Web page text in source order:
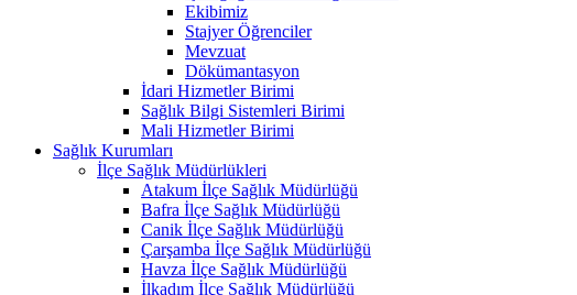
Ekibimiz
Stajyer Öğrenciler
Mevzuat
Dökümantasyon
İdari Hizmetler Birimi
Sağlık Bilgi Sistemleri Birimi
Mali Hizmetler Birimi
Sağlık Kurumları
İlçe Sağlık Müdürlükleri
Atakum İlçe Sağlık Müdürlüğü
Bafra İlçe Sağlık Müdürlüğü
Canik İlçe Sağlık Müdürlüğü
Çarşamba İlçe Sağlık Müdürlüğü
Havza İlçe Sağlık Müdürlüğü
İlkadım İlçe Sağlık Müdürlüğü